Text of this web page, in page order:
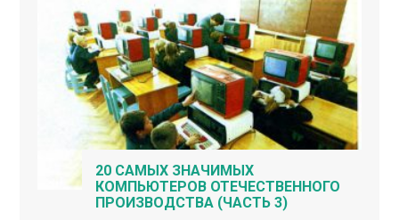
20 САМЫХ ЗНАЧИМЫХ
КОМПЬЮТЕРОВ ОТЕЧЕСТВЕННОГО
ПРОИЗВОДСТВА (ЧАСТЬ 3)